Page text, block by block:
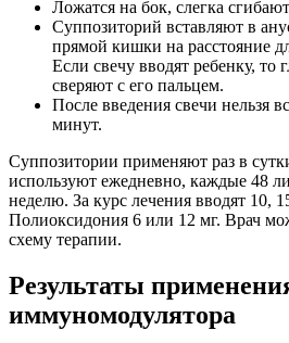
Ложатся на бок, слегка
Суппозиторий вставляют в
прямой кишки на расстояние
Если свечу вводят ребенку, то
сверяют с его пальцем.
После введения свечи нельзя
минут.
Суппозитории применяют раз в
используют ежедневно, каждые 48
неделю. За курс лечения вводят 10,
Полиоксидония 6 или 12 мг. Врач
схему терапии.
Результаты
иммуномодулятора